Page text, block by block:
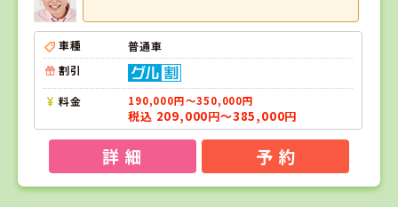
車種
普通車
割引
料金 190,000円～350,000円
税込 209,000円～385,000円
詳 細 予 約